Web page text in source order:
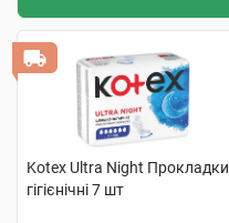
Kotex Ultra Night Прокладки
гігієнічні 7 шт